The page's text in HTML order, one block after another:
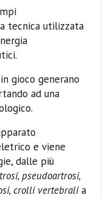
tecnica utilizzata
gioco generano
ad una
e viene
dalle più
pseudoartrosi,
crolli vertebralia